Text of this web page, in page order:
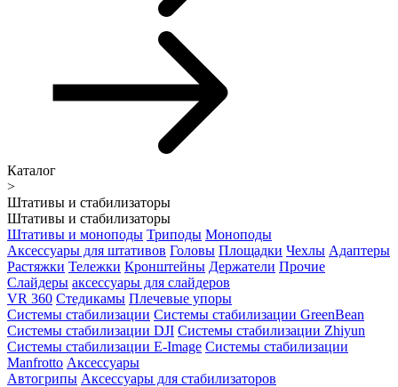
Каталог
>
Штативы и стабилизаторы
Штативы и стабилизаторы
Штативы и моноподы Триподы Моноподы
Аксессуары для штативов Головы Площадки Чехлы Адаптеры
Растяжки Тележки Кронштейны Держатели Прочие
Слайдеры аксессуары для слайдеров
VR 360 Стедикамы Плечевые упоры
Системы стабилизации Системы стабилизации GreenBean
Системы стабилизации DJI Системы стабилизации Zhiyun
Системы стабилизации E-Image Системы стабилизации
Manfrotto Аксессуары
Автогрипы Аксессуары для стабилизаторов